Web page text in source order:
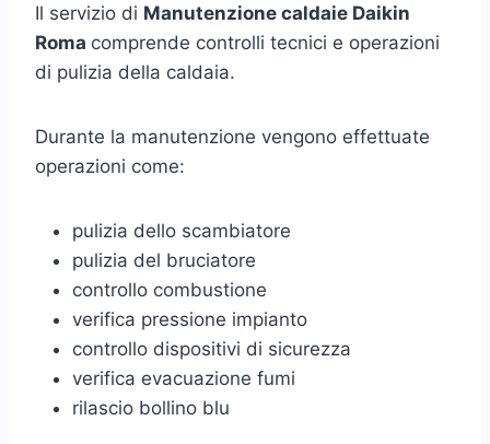
Il servizio di Manutenzione caldaie Daikin
Roma comprende controlli tecnici e operazioni
di pulizia della caldaia.
Durante la manutenzione vengono effettuate
operazioni come:
pulizia dello scambiatore
pulizia del bruciatore
controllo combustione
verifica pressione impianto
controllo dispositivi di sicurezza
verifica evacuazione fumi
rilascio bollino blu